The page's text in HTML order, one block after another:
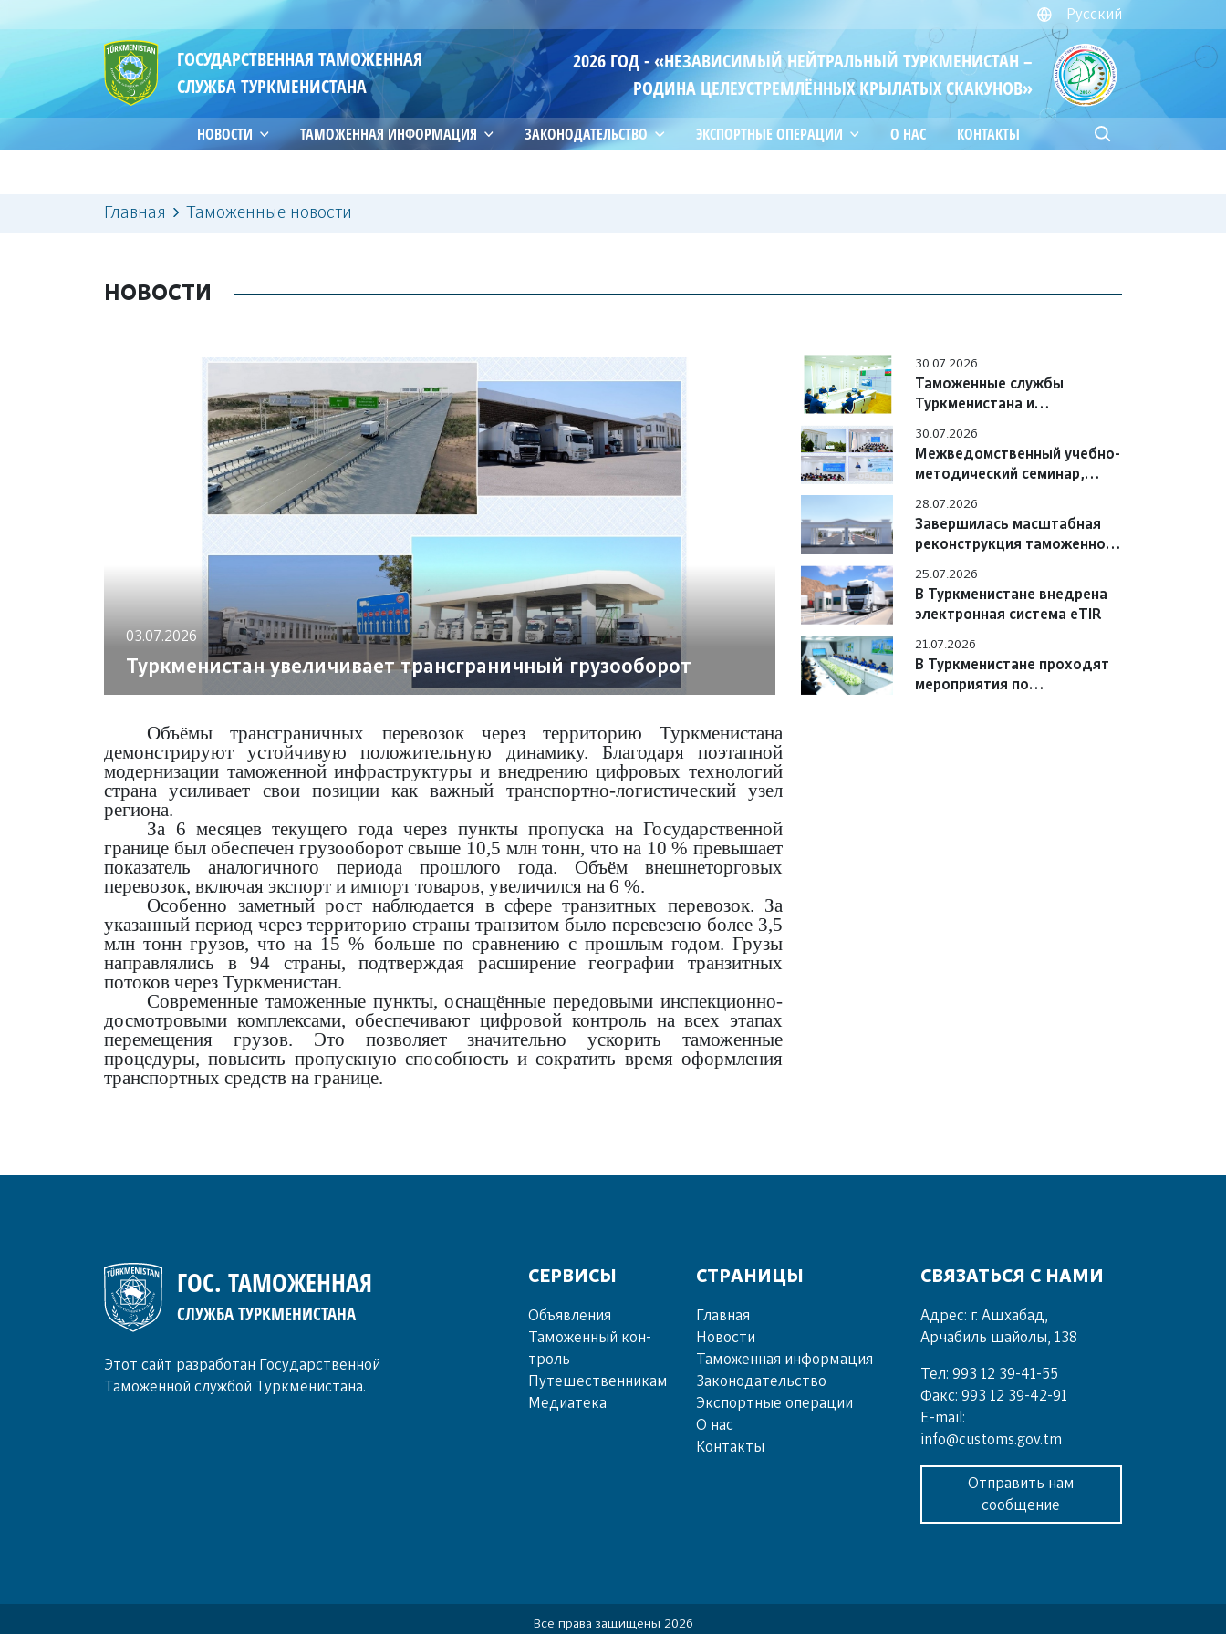
Русский
ГОСУДАРСТВЕННАЯ ТАМОЖЕННАЯ
СЛУЖБА ТУРКМЕНИСТАНА
2026 ГОД - «НЕЗАВИСИМЫЙ НЕЙТРАЛЬНЫЙ ТУРКМЕНИСТАН –
РОДИНА ЦЕЛЕУСТРЕМЛЁННЫХ КРЫЛАТЫХ СКАКУНОВ»
НОВОСТИ ТАМОЖЕННАЯ ИНФОРМАЦИЯ ЗАКОНОДАТЕЛЬСТВО ЭКСПОРТНЫЕ ОПЕРАЦИИ О НАС КОНТАКТЫ
Главная Таможенные новости
НОВОСТИ
03.07.2026
Туркменистан увеличивает трансграничный грузооборот
30.07.2026
Таможенные службы
Туркменистана и
вопросы практического
взаимодействия
30.07.2026
Межведомственный учебно-
методический семинар,
28.07.2026
Завершилась масштабная
реконструкция таможенного
25.07.2026
В Туркменистане внедрена
электронная система eTIR
21.07.2026
В Туркменистане проходят
мероприятия по
Объёмы трансграничных перевозок через территорию Туркменистана
демонстрируют устойчивую положительную динамику. Благодаря поэтапной
модернизации таможенной инфраструктуры и внедрению цифровых технологий
страна усиливает свои позиции как важный транспортно-логистический узел
региона.
За 6 месяцев текущего года через пункты пропуска на Государственной
границе был обеспечен грузооборот свыше 10,5 млн тонн, что на 10 % превышает
показатель аналогичного периода прошлого года. Объём внешнеторговых
перевозок, включая экспорт и импорт товаров, увеличился на 6 %.
Особенно заметный рост наблюдается в сфере транзитных перевозок. За
указанный период через территорию страны транзитом было перевезено более 3,5
млн тонн грузов, что на 15 % больше по сравнению с прошлым годом. Грузы
направлялись в 94 страны, подтверждая расширение географии транзитных
потоков через Туркменистан.
Современные таможенные пункты, оснащённые передовыми инспекционно-
досмотровыми комплексами, обеспечивают цифровой контроль на всех этапах
перемещения грузов. Это позволяет значительно ускорить таможенные
процедуры, повысить пропускную способность и сократить время оформления
транспортных средств на границе.
ГОС. ТАМОЖЕННАЯ
СЛУЖБА ТУРКМЕНИСТАНА
Этот сайт разработан Государственной
Таможенной службой Туркменистана.
СЕРВИСЫ
Объ­яв­ле­ния
Та­мо­жен­ный кон­
троль
Пу­те­шест­вен­ни­кам
Ме­диа­те­ка
СТРАНИЦЫ
Главная
Новости
Таможенная информация
Законодательство
Экспортные операции
О нас
Контакты
СВЯЗАТЬСЯ С НАМИ
Адрес: г. Ашхабад,
Арчабиль шайолы, 138
Тел: 993 12 39-41-55
Факс: 993 12 39-42-91
E-mail:
info@customs.gov.tm
Отправить нам
сообщение
Все права защищены 2026